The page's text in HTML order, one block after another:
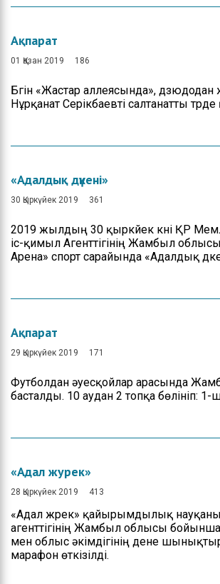
Ақпарат
01 Қазан 2019 186
Бүгін «Жастар аллеясында»,
Нұрқанат Серікбаевті салтанатты түрде
«Адалдық дүкені»
30 Қыркүйек 2019 361
2019 жылдың 30 қыркүйек күні ҚР
іс-қимыл Агенттігінің Жамбыл
Арена» спорт сарайында «Адалдық
Ақпарат
29 Қыркүйек 2019 171
Футболдан әуесқойлар арасында
басталды. 10 аудан 2 топқа бөлініп:
«Адал журек»
28 Қыркүйек 2019 413
«Адал жүрек» қайырымдылық
агенттігінің Жамбыл облысы
мен облыс әкімдігінің дене
марафон өткізілді.